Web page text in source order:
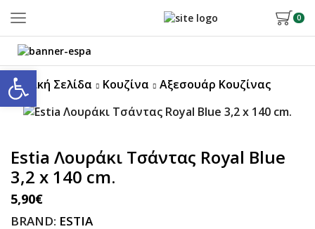
0
Αρχική Σελίδα Κουζίνα Αξεσουάρ Κουζίνας
Estia Λουράκι Τσάντας Royal Blue
3,2 x 140 cm.
5,90€
BRAND: ESTIA
Ανοίξτε τη γραμμή εργαλείων